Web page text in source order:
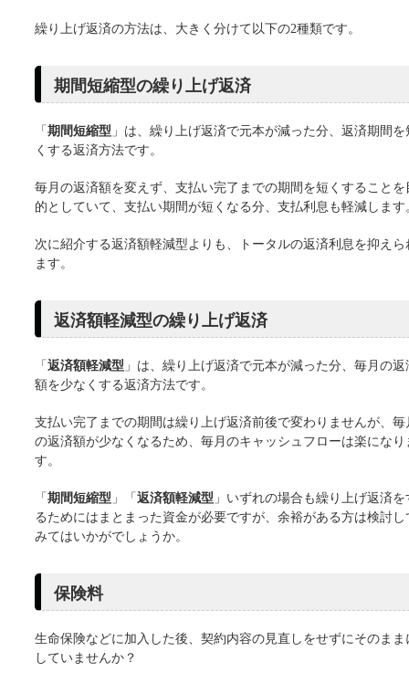
繰り上げ返済の方法は、大きく分けて以下の2種類です。
期間短縮型の繰り上げ返済
「期間短縮型 」は、繰り上げ返済で元本が減った分、返済期間を
くする返済方法です。
毎月の返済額を変えず、支払い完了までの期間を短くすることを
的としていて、支払い期間が短くなる分、支払利息も軽減します
次に紹介する返済額軽減型よりも、トータルの返済利息を抑えら
ます。
返済額軽減型の繰り上げ返済
「返済額軽減型 」は、繰り上げ返済で元本が減った分、毎月の返
額を少なくする返済方法です。
支払い完了までの期間は繰り上げ返済前後で変わりませんが、毎
の返済額が少なくなるため、毎月のキャッシュフローは楽になり
す。
「期間短縮型 」「返済額軽減型 」いずれの場合も繰り上げ返済を
るためにはまとまった資金が必要ですが、余裕がある方は検討し
みてはいかがでしょうか。
保険料
生命保険などに加入した後、契約内容の見直しをせずにそのまま
していませんか？